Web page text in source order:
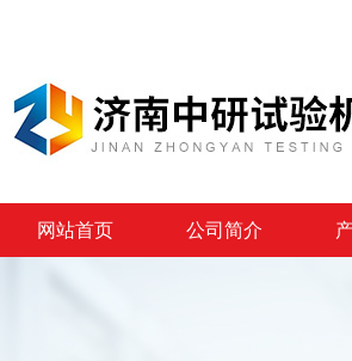
网站首页 公司简介